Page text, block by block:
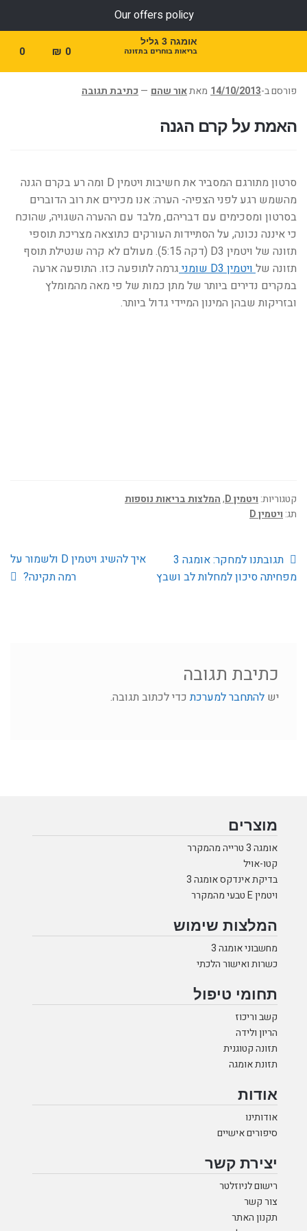
Our offers policy
אומגה 3 גליל
בריאות בוחרים בתזונה ₪ 0
0
פורסם ב-14/10/2013 מאתאור שהם — כתיבת תגובה
האמת על קרם הגנה
סרטון מתורגם המסביר את חשיבות ויטמין D ומה רע בקרם הגנה
מהשמש רגע לפני הצפיה- הערה: אנו מכירים את רוב הדוברים
בסרטון ומסכימים עם דבריהם, מלבד עם ההערה השגויה, שהוכח
כי איננה נכונה, על הסתיידות העורקים כתוצאה מצריכת תוספי
תזונה של ויטמין D3 (דקה 5:15). מעולם לא קרה שנטילת תוסף
תזונה שלויטמין D3 שומני
גרמה לתופעה כזו. התופעה ארעה
במקרים נדירים ביותר של מתן כמות של פי מאה מהמומלץ
ובזריקות שבהן המינון המיידי גדול ביותר.
קטגוריות: ויטמין D ,המלצות בריאות נוספות
תג: ויטמין D
ניווט
הפוסט
הקודם:
תגובתנו למחקר: אומגה 3
מפחיתה סיכון למחלות לב ושבץ
הפוסט
איך להשיג ויטמין D ולשמור על
רמה תקינה?
כתיבת תגובה
יש להתחבר למערכתכדי לכתוב תגובה.
מוצרים
אומגה 3 טרייה מהמקרר
קטו-אויל
בדיקת אינדקס אומגה 3
ויטמין E טבעי מהמקרר
המלצות שימוש
מחשבוני אומגה 3
כשרות ואישור הלכתי
תחומי טיפול
קשב וריכוז
הריון ולידה
תזונה קטוגנית
תזונת אומגה
אודות
אודותינו
סיפורים אישיים
יצירת קשר
רישום לניוזלטר
צור קשר
תקנון האתר